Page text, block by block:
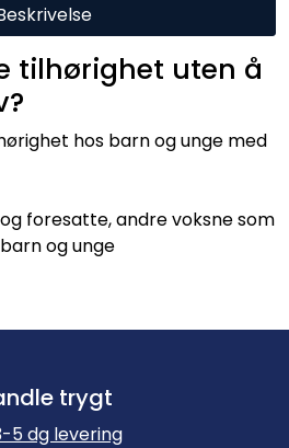
tilhørighet uten å
hos barn og unge med
foresatte, andre voksne som
og unge
trygt
5 dg levering